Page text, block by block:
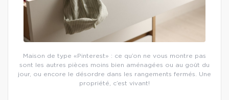
Maison de type «Pinterest» : ce qu’on ne vous montre pas
sont les autres pièces moins bien aménagées ou au goût du
jour, ou encore le désordre dans les rangements fermés. Une
propriété, c’est vivant!